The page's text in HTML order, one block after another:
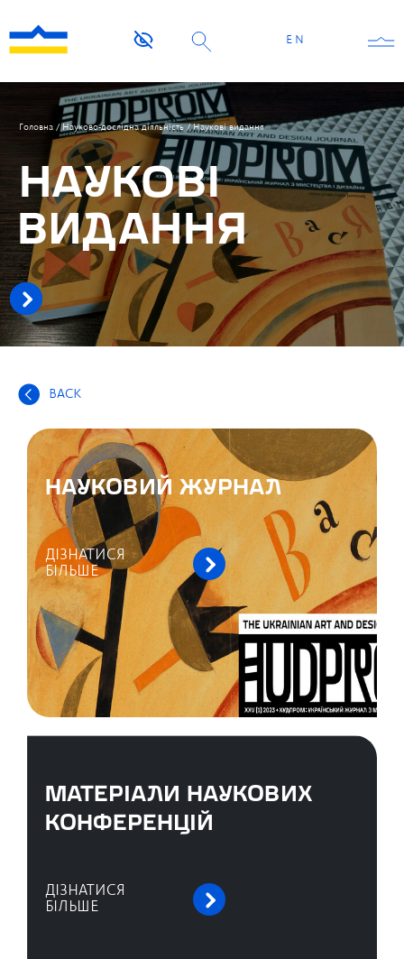
EN
Головна / Науково-дослідна діяльність /Наукові видання
НАУКОВІ
ВИДАННЯ
BACK
НАУКОВИЙ ЖУРНАЛ
ДІЗНАТИСЯ
БІЛЬШЕ
МАТЕРІАЛИ НАУКОВИХ
КОНФЕРЕНЦІЙ
ДІЗНАТИСЯ
БІЛЬШЕ